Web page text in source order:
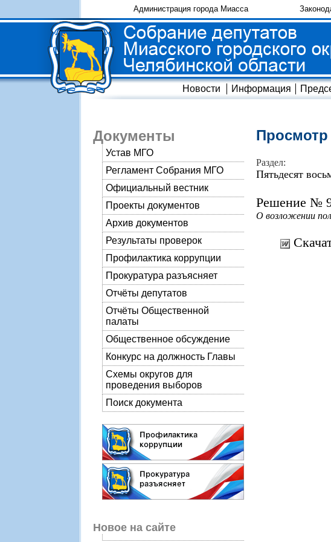
Администрация города Миасса
Новости Информация
Документы
Устав МГО
Регламент Собрания МГО
Официальный вестник
Проекты документов
Архив документов
Результаты проверок
Профилактика коррупции
Прокуратура разъясняет
Отчёты депутатов
Отчёты Общественной
палаты
Общественное обсуждение
Конкурс на должность Главы
Схемы округов для
проведения выборов
Поиск документа
Новое на сайте
Просмотр
Раздел:
Пятьдесят
Решение №
О возложении